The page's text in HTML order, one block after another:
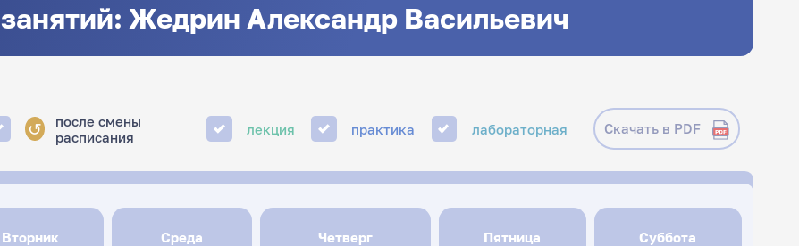
Жедрин Александр Васильевич
↺
после смены
расписания
лекция практика лабораторная Скачать в PDF
Вторник Среда Четверг Пятница Суббота